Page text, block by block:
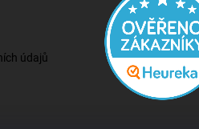
údajů